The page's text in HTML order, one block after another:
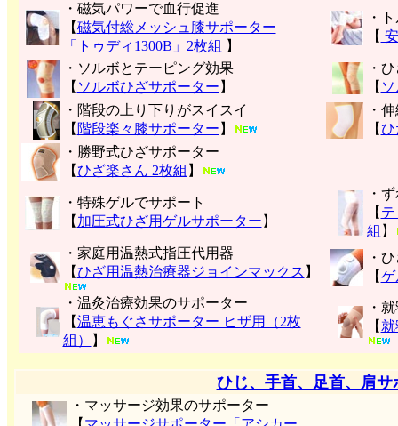
・磁気パワーで血行促進
【磁気付総メッシュ膝サポーター
「トゥディ1300B」2枚組 】
・
【
・ソルボとテーピング効果
【 ソルボひざサポーター 】
・
【
・階段の上り下りがスイスイ
【 階段楽々膝サポーター 】
・
【ひ
・勝野式ひざサポーター
【ひざ楽さん 2枚組 】
・特殊ゲルでサポート
【 加圧式ひざ用ゲルサポーター 】
・
【
組 】
・家庭用温熱式指圧代用器
【ひざ用温熱治療器ジョインマックス 】
・
【ゲ
・温灸治療効果のサポーター
【温恵もぐさサポーター ヒザ用（2枚
組）
】
・
【
ひじ、手首、足首、肩サ
・マッサージ効果のサポーター